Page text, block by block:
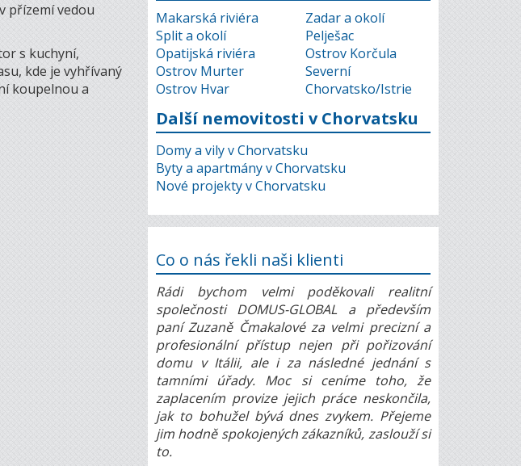
přízemí vedou
s kuchyní,
kde je vyhřívaný
koupelnou a
Makarská riviéra
Split a okolí
Opatijská riviéra
Ostrov Murter
Ostrov Hvar
Zadar a okolí
Pelješac
Ostrov Korčula
Severní
Chorvatsko/Istrie
Další nemovitosti v Chorvatsku
Domy a vily v Chorvatsku
Byty a apartmány v Chorvatsku
Nové projekty v Chorvatsku
Co o nás řekli naši klienti
Rádi bychom velmi poděkovali realitní
společnosti DOMUS-GLOBAL a především
paní Zuzaně Čmakalové za velmi precizní a
profesionální přístup nejen při pořizování
domu v Itálii, ale i za následné jednání s
tamními úřady. Moc si ceníme toho, že
zaplacením provize jejich práce neskončila,
jak to bohužel bývá dnes zvykem. Přejeme
jim hodně spokojených zákazníků, zaslouží si
to.